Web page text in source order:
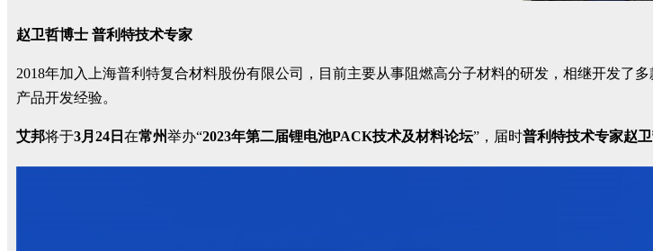
赵卫哲博士 普利特技术专家
2018年加入上海普利特复合材料股份有限公司，目前主要从事阻燃高分子材料的研发，相继开发了
产品开发经验。
艾邦将于3月24日 在常州举办“2023年第二届锂电池PACK技术及材料论坛”，届时普利特技术专家赵